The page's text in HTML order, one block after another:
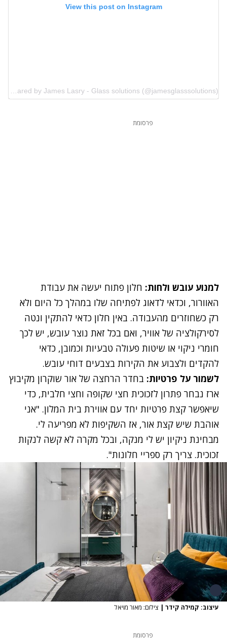
View this post on Instagram
A post shared by James Lasry - Glass solutions (@jamesglasssolutions)
פרסומת
למנוע עובש ולחות: חלון פתוח יעשה את עבודת
האוורור, וכדאי לדאוג לפתיחה שלו במהלך כל היום ולא
רק כשחוזרים מהעבודה. באין חלון כדאי להתקין ונטה
לסירקולציה של אוויר, ואם בכל זאת נוצר עובש, יש לכך
חומרי ניקוי או שיטות פעולה טבעיות וכמובן, כדאי
להקדים ולצבוע את הקירות בצבעים דוחי עובש.
לשמור על פרטיות: בחדר הרחצה של אור שוקרון מקיבוץ
ארז נבחר פתרון לזכוכית חצי שקופה וחצי חלבית, כדי
שיאפשר קצת פרטיות יחד עם אווירת בית המלון. "אני
אוהבת שיש קצת אור, אז השקיפות לא מפריעה לי.
מבחינת ניקיון יש לי מנקה, ובכל מקרה לא קשה לנקות
זכוכית. צריך רק ספריי חלונות".
עיצוב: קמילה קידר | צילום: מאור מויאל
פרסומת